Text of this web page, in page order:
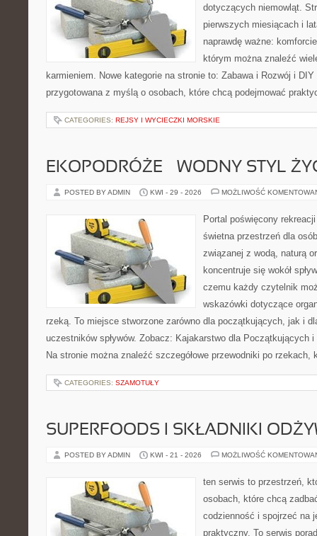
dotyczących niemowląt.
pierwszych miesiącach i
naprawdę ważne:
którym można znaleźć
karmieniem. Nowe kategorie na stronie to: Zabawa i Rozwój i
przygotowana z myślą o osobach, które chcą podejmować
CATEGORIES: REJSY I WYCIECZKI MORSKIE
EKOPODRÓŻE – WODNY STYL
POSTED BY ADMIN KWI - 29 - 2026 MOŻLIWOŚĆ
Portal poświęcony
świetna przestrzeń dla
związanej z wodą, naturą
koncentruje się wokół
czemu każdy czytelnik
wskazówki dotyczące
rzeką. To miejsce stworzone zarówno dla początkujących, jak i
uczestników spływów. Zobacz: Kajakarstwo dla Początkujących
Na stronie można znaleźć szczegółowe przewodniki po
CATEGORIES: SZAMOTUŁY
SUPERFOODS I SKŁADNIKI
POSTED BY ADMIN KWI - 21 - 2026 MOŻLIWOŚĆ
ten serwis to przestrzeń,
osobach, które chcą
codzienność i spojrzeć na
praktyczny. To serwis